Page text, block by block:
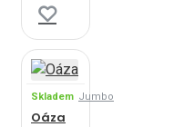
Skladem Jumbo
Oáza